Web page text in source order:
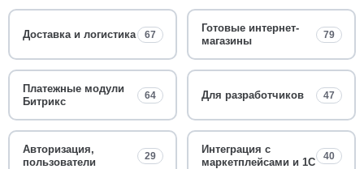
Доставка и логистика 67
Готовые интернет-
магазины
79
Платежные модули
Битрикс
64 Для разработчиков 47
Авторизация,
пользователи
29
Интеграция с
маркетплейсами и 1С
40